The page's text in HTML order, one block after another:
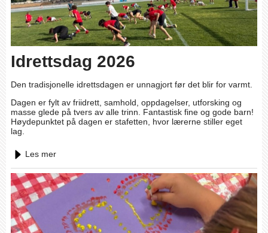
Idrettsdag 2026
Den tradisjonelle idrettsdagen er unnagjort før det blir for varmt.
Dagen er fylt av friidrett, samhold, oppdagelser, utforsking og
masse glede på tvers av alle trinn. Fantastisk fine og gode barn!
Høydepunktet på dagen er stafetten, hvor lærerne stiller eget
lag.
Les mer